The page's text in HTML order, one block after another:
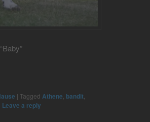
| Tagged Athene bandit
Leave a reply